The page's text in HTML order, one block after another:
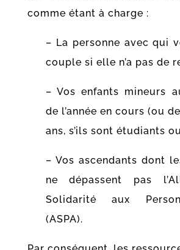
comme étant à charge :
– La personne avec qui
couple si elle n’a pas de
– Vos enfants mineurs
de l’année en cours (ou
ans, s’ils sont étudiants
– Vos ascendantsdont
ne dépassent pas
Solidarité aux
(ASPA).